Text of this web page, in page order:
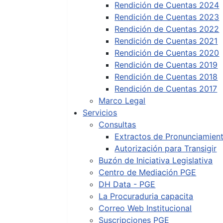
Rendición de Cuentas 2024
Rendición de Cuentas 2023
Rendición de Cuentas 2022
Rendición de Cuentas 2021
Rendición de Cuentas 2020
Rendición de Cuentas 2019
Rendición de Cuentas 2018
Rendición de Cuentas 2017
Marco Legal
Servicios
Consultas
Extractos de
Autorización para Transigir
Buzón de Iniciativa Legislativa
Centro de Mediación PGE
DH Data - PGE
La Procuraduria capacita
Correo Web Institucional
Suscripciones PGE